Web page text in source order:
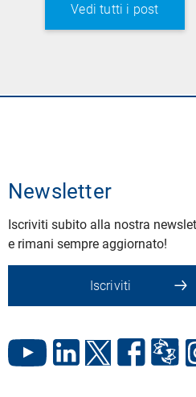
Vedi tutti i post
Newsletter
Iscriviti subito alla nostra
e rimani sempre aggiornato!
Iscriviti